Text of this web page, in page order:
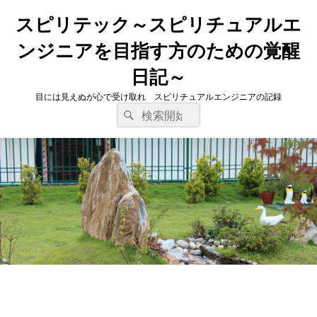
スピリテック～スピリチュアルエ
ンジニアを目指す方のための覚醒
日記～
目には見えぬが心で受け取れ スピリチュアルエンジニアの記録
検
索
対
象:
検
索